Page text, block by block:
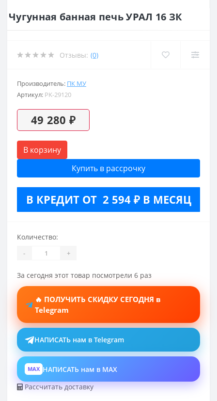
Чугунная банная печь УРАЛ 16 ЗК
Отзывы: (0)
Производитель: ПК МУ
Артикул: PK-29120
49 280 ₽
В корзину
Купить в рассрочку
В КРЕДИТ ОТ 2 594 ₽ В МЕСЯЦ
Количество:
- +
За сегодня этот товар посмотрели 6 раз
🔥 ПОЛУЧИТЬ СКИДКУ СЕГОДНЯ в
Telegram
НАПИСАТЬ нам в Telegram
MAX НАПИСАТЬ нам в MAX
Рассчитать доставку